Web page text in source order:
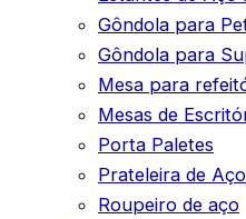
Gôndola para
Gôndola para
Mesa para
Mesas de
Porta Paletes
Prateleira de Aço
Roupeiro de aço